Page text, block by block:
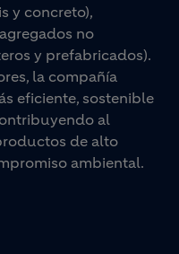
y concreto),
no
y prefabricados).
la compañía
eficiente, sostenible
al
de alto
ambiental.